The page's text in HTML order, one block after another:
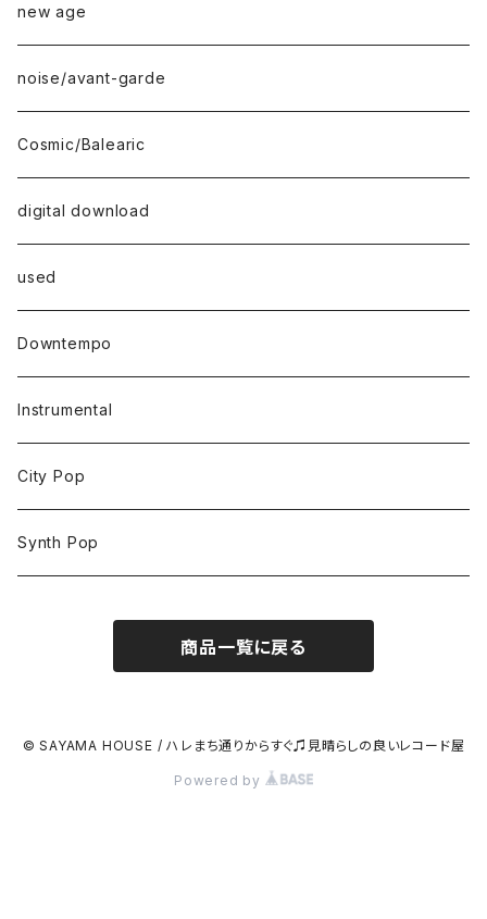
new age
noise/avant-garde
Cosmic/Balearic
digital download
used
Downtempo
Instrumental
City Pop
Synth Pop
商品一覧に戻る
© SAYAMA HOUSE / ハレまち通りからすぐ♫見晴らしの良いレコード屋
Powered by